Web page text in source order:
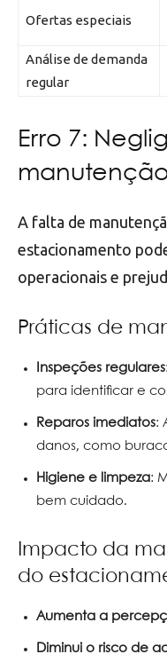
Ofertas especiais
Análise de demanda
regular
Erro 7:
A falta de
estacionamento
operacionais e
Práticas de
Inspeções regulares
para identificar e
Reparos imediatos:
danos, como
Higiene e limpeza:
bem cuidado.
Impacto da
do
Aumenta a
Diminui o risco de